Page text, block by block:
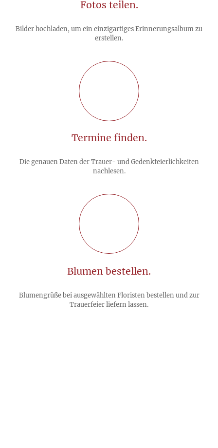
Fotos teilen.
Bilder hochladen, um ein einzigartiges Erinnerungsalbum zu
erstellen.
Termine finden.
Die genauen Daten der Trauer- und Gedenkfeierlichkeiten
nachlesen.
Blumen bestellen.
Blumengrüße bei ausgewählten Floristen bestellen und zur
Trauerfeier liefern lassen.